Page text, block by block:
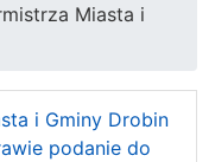
Miasta i
i Gminy Drobin
podanie do